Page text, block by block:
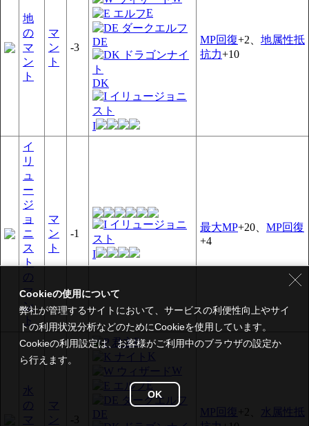
地
の
マ
ン
ト
マ
ン
ト
-3
E
DE
DK
I
MP回復+2、 地属性抵
抗力+10
イ
リ
ュ
ー
ジ
ョ
ニ
ス
ト
の
マ
ン
ト
マ
ン
ト
-1
I
最大MP+20、 MP回復
+4
水
の
マ
マ
ン
-3
P
K
W
E
DE MP回復 +2、 水属性抵
Cookieの使用について
弊社が管理するサイトにおいて、サービスの利便性向上やサイ
トの利用状況分析などのためにCookieを使用しています。
Cookieの利用設定は、お客様がご利用中のブラウザの設定か
ら行えます。
OK